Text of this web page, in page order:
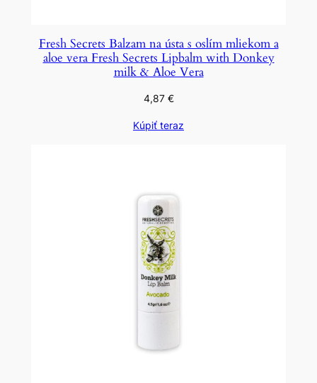
Fresh Secrets Balzam na ústa s oslím mliekom a
aloe vera Fresh Secrets Lipbalm with Donkey
milk & Aloe Vera
4,87 €
Kúpiť teraz